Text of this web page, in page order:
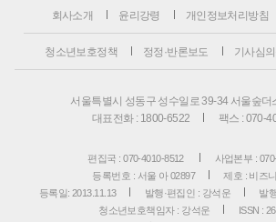
회사소개 윤리강령 개인정보처리방침
청소년보호정책 정정·반론보도 기사심
서울특별시 성동구 성수일로 39-34 서울숲더
대표전화 : 1800-6522
팩스 : 070-
편집국 : 070-4010-8512
사업본부 :
등록번호 : 서울 아 02897
제호 : 비즈
등록일: 2013.11.13
발행·편집인 : 강석운
발
청소년보호책임자 : 강석운
ISSN :